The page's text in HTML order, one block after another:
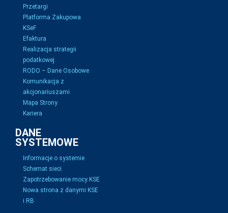
Przetargi
Platforma Zakupowa
KSeF
Efaktura
Realizacja strategii
podatkowej
RODO – Dane Osobowe
Komunikacja z
akcjonariuszami
Mapa Strony
Kariera
DANE
SYSTEMOWE
Informacje o systemie
Schemat sieci
Zapotrzebowanie mocy KSE
Nowa strona z danymi KSE
i RB